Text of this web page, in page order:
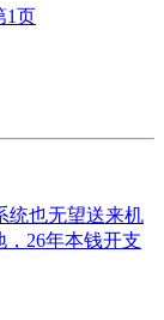
1页
统也无望送来机
26年本钱开支